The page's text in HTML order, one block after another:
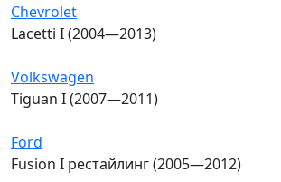
Chevrolet
Lacetti I (2004—2013)
Volkswagen
Tiguan I (2007—2011)
Ford
Fusion I рестайлинг (2005—2012)